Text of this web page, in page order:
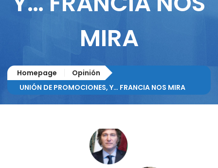
MIRA
Homepage
Opinión
UNIÓN DE PROMOCIONES, Y… FRANCIA NOS MIRA